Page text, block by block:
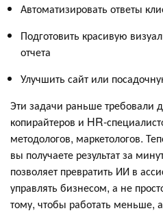
Автоматизировать ответы
Подготовить красивую
отчета
Улучшить сайт или
Эти задачи раньше требовали
копирайтеров и HR-
методологов, маркетологов.
вы получаете результат за
позволяет превратить ИИ в
управлять бизнесом, а не
тому, чтобы работать меньше,